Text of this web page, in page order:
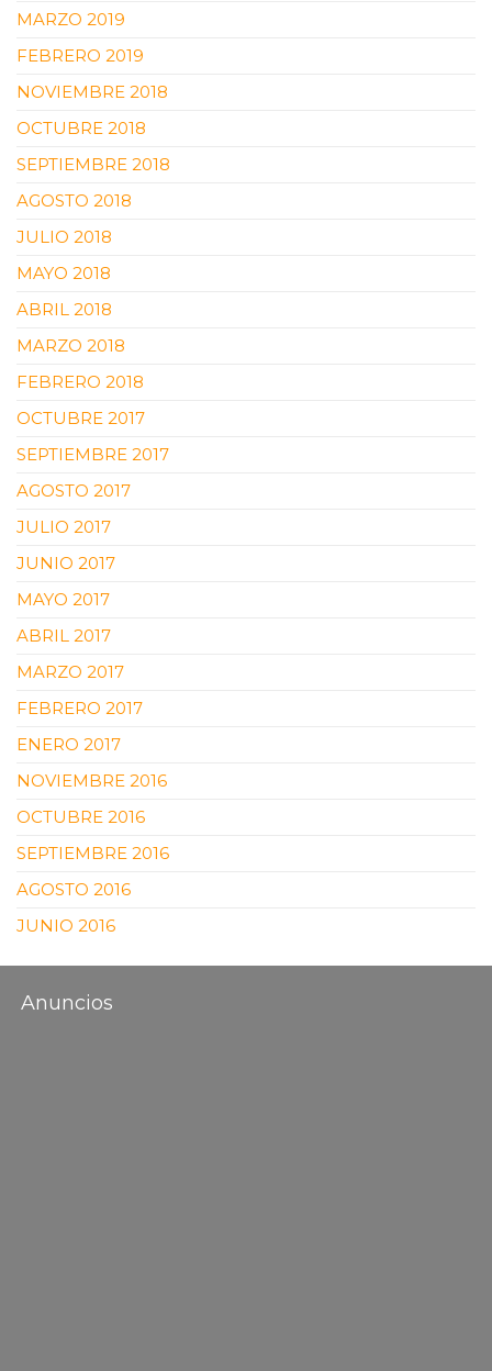
MARZO 2019
FEBRERO 2019
NOVIEMBRE 2018
OCTUBRE 2018
SEPTIEMBRE 2018
AGOSTO 2018
JULIO 2018
MAYO 2018
ABRIL 2018
MARZO 2018
FEBRERO 2018
OCTUBRE 2017
SEPTIEMBRE 2017
AGOSTO 2017
JULIO 2017
JUNIO 2017
MAYO 2017
ABRIL 2017
MARZO 2017
FEBRERO 2017
ENERO 2017
NOVIEMBRE 2016
OCTUBRE 2016
SEPTIEMBRE 2016
AGOSTO 2016
JUNIO 2016
Anuncios